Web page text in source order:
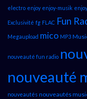
electro enjoy enjoy-musik
Exclusivité fg FLAC Fun
Megaupload mico MP3
nouveauté fun radio
nouveauté
nouveautés nouveautés